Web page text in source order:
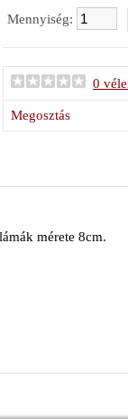
Mennyiség:
0
Megosztás
mérete 8cm.